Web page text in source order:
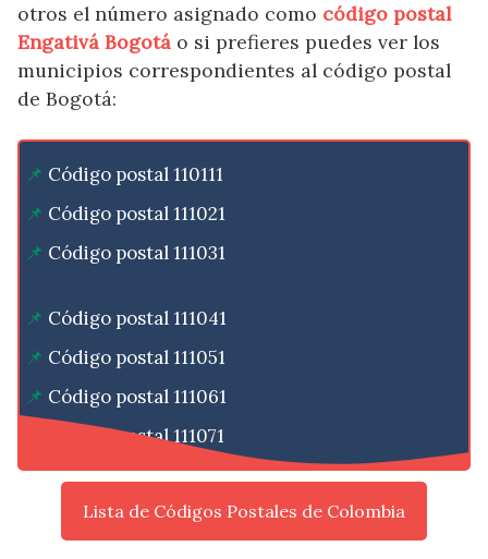
otros el número asignado como código postal
Engativá Bogotá o si prefieres puedes ver los
municipios correspondientes al código postal
de Bogotá:
Código postal 110111
Código postal 111021
Código postal 111031
Código postal 111041
Código postal 111051
Código postal 111061
Código postal 111071
Lista de Códigos Postales de Colombia